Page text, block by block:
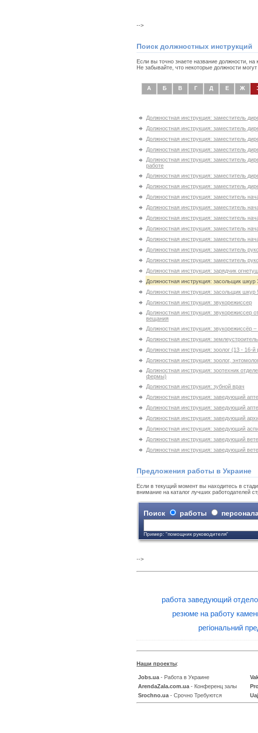
-->
Поиск должностных инструкций
Если вы точно знаете название должности,
Не забывайте, что некоторые должности
А Б В Г Д Е Ж
Должностная инструкция: заместитель
Должностная инструкция: заместитель
Должностная инструкция: заместитель
Должностная инструкция: заместитель
Должностная инструкция: заместитель
работе
Должностная инструкция: заместитель
Должностная инструкция: заместитель
Должностная инструкция: заместитель
Должностная инструкция: заместитель
Должностная инструкция: заместитель
Должностная инструкция: заместитель
Должностная инструкция: заместитель
Должностная инструкция: заместитель
Должностная инструкция: заместитель
Должностная инструкция: зарядчик
Должностная инструкция: засольщик шкур
Должностная инструкция: засольщик шкур
Должностная инструкция: звукорежиссер
Должностная инструкция: звукорежиссер
вещания
Должностная инструкция: звукорежиссёр
Должностная инструкция:
Должностная инструкция: зоолог (13 - 16-й
Должностная инструкция: зоолог,
Должностная инструкция: зоотехник
фермы)
Должностная инструкция: зубной врач
Должностная инструкция: заведующий
Должностная инструкция: заведующий
Должностная инструкция: заведующий
Должностная инструкция: заведующий
Должностная инструкция: заведующий
Должностная инструкция: заведующий
Предложения работы в Украине
Если в текущий момент вы находитесь в
внимание на каталог лучших работодателей
Поиск работы
Пример: "помощник руководителя"
-->
работа заведующий
резюме на работу
регіональний
Наши проекты:
Jobs.ua - Работа в Украине
ArendaZala.com.ua - Конференц залы
Srochno.ua - Срочно Требуются